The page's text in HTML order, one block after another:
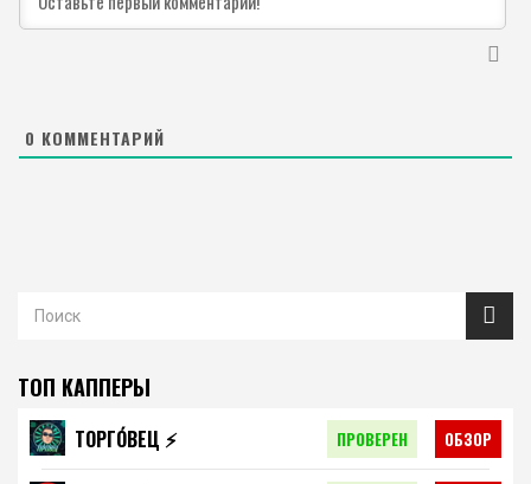
0 КОММЕНТАРИЙ
ТОП КАППЕРЫ
ТОРГО́ВЕЦ ⚡️ ПРОВЕРЕН ОБЗОР